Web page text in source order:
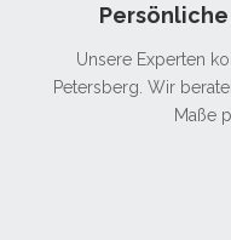
Unsere Experten
Petersberg. Wir
Maße